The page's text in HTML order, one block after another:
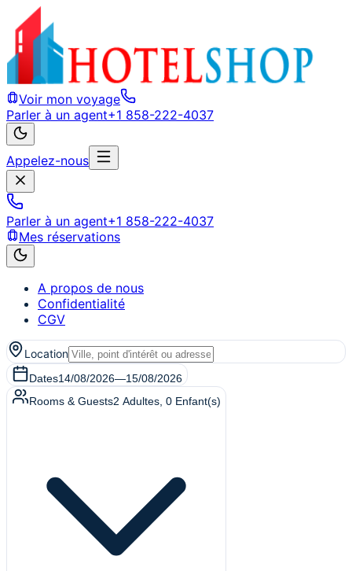
Voir mon voyage
Parler à un agent+1 858-222-4037
Appelez-nous
Parler à un agent+1 858-222-4037
Mes réservations
A propos de nous
Confidentialité
CGV
Location
Dates14/08/2026—15/08/2026
Rooms & Guests2 Adultes 0 Enfant(s)